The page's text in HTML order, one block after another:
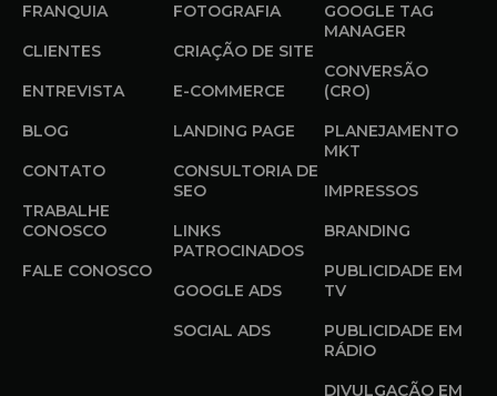
FRANQUIA
CLIENTES
ENTREVISTA
BLOG
CONTATO
TRABALHE
CONOSCO
FALE CONOSCO
FOTOGRAFIA
CRIAÇÃO DE SITE
E-COMMERCE
LANDING PAGE
CONSULTORIA DE
SEO
LINKS
PATROCINADOS
GOOGLE ADS
SOCIAL ADS
GOOGLE TAG
MANAGER
CONVERSÃO
(CRO)
PLANEJAMENTO
MKT
IMPRESSOS
BRANDING
PUBLICIDADE EM
TV
PUBLICIDADE EM
RÁDIO
DIVULGAÇÃO EM